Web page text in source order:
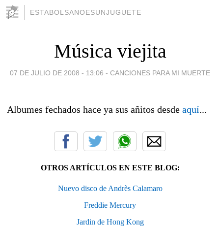
ESTABOLSANOESUNJUGUETE
Música viejita
07 DE JULIO DE 2008 - 13:06 - CANCIONES PARA MI MUERTE
Albumes fechados hace ya sus añitos desde aquí...
OTROS ARTÍCULOS EN ESTE BLOG:
Nuevo disco de Andrès Calamaro
Freddie Mercury
Jardin de Hong Kong